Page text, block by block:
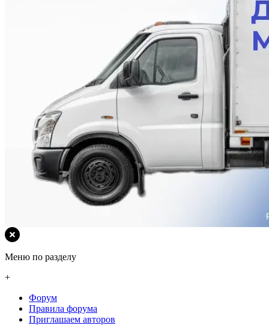
Меню по разделу
+
Форум
Правила форума
Приглашаем авторов